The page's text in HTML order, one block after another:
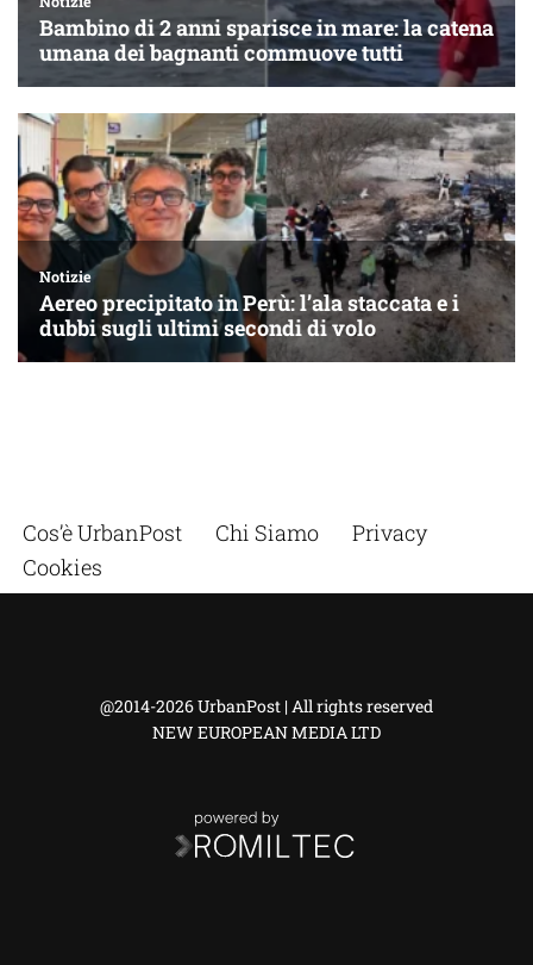
Cos’è UrbanPost Chi Siamo
Privacy
Cookies
@2014-2026 UrbanPost | All rights reserved
NEW EUROPEAN MEDIA LTD